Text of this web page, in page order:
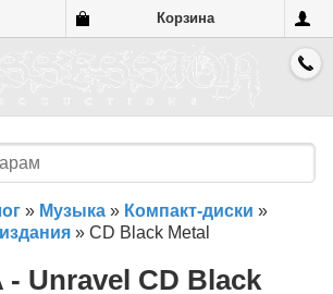
Корзина
» Музыка » Компакт-диски »
» CD Black Metal
- Unravel CD Black